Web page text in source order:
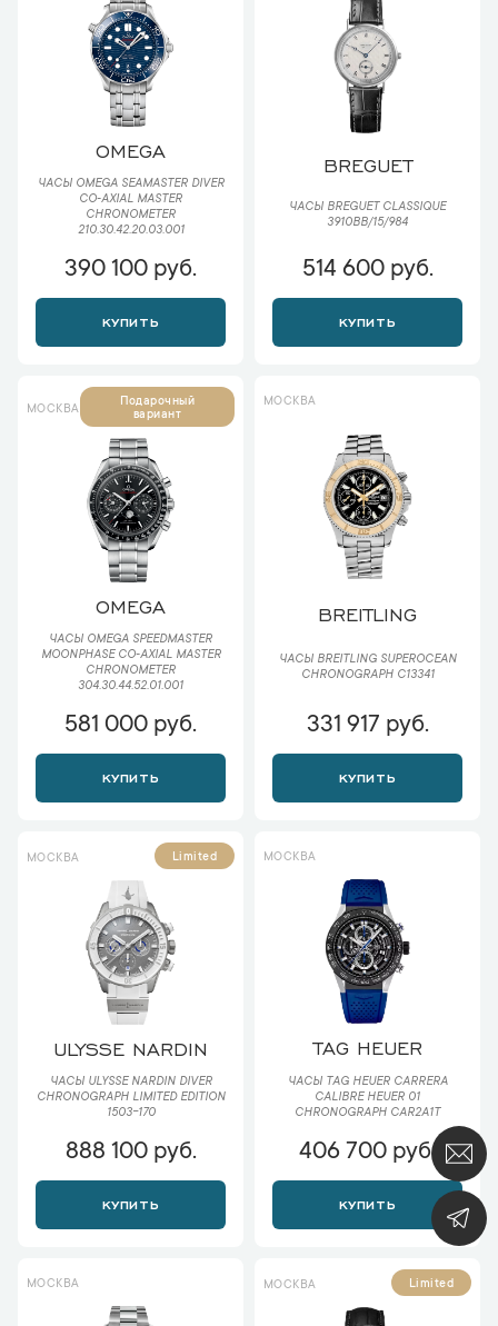
OMEGA
ЧАСЫ OMEGA SEAMASTER DIVER
CO‑AXIAL MASTER
CHRONOMETER
210.30.42.20.03.001
390 100 руб.
КУПИТЬ
BREGUET
ЧАСЫ BREGUET CLASSIQUE
3910BB/15/984
514 600 руб.
КУПИТЬ
МОСКВА
Подарочный
вариант
OMEGA
ЧАСЫ OMEGA SPEEDMASTER
MOONPHASE CO‑AXIAL MASTER
CHRONOMETER
304.30.44.52.01.001
581 000 руб.
КУПИТЬ
МОСКВА
BREITLING
ЧАСЫ BREITLING SUPEROCEAN
CHRONOGRAPH C13341
331 917 руб.
КУПИТЬ
МОСКВА Limited
ULYSSE NARDIN
ЧАСЫ ULYSSE NARDIN DIVER
CHRONOGRAPH LIMITED EDITION
1503-170
888 100 руб.
КУПИТЬ
МОСКВА
TAG HEUER
ЧАСЫ TAG HEUER CARRERA
CALIBRE HEUER 01
CHRONOGRAPH CAR2A1T
406 700 руб.
КУПИТЬ
МОСКВА МОСКВА Limited